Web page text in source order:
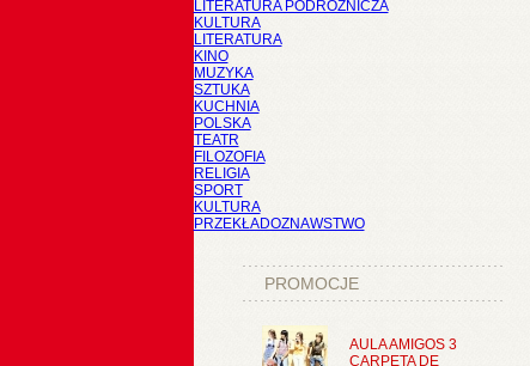
LITERATURA PODRÓŻNICZA
KULTURA
LITERATURA
KINO
MUZYKA
SZTUKA
KUCHNIA
POLSKA
TEATR
FILOZOFIA
RELIGIA
SPORT
KULTURA
PRZEKŁADOZNAWSTWO
PROMOCJE
AULA AMIGOS 3
CARPETA DE